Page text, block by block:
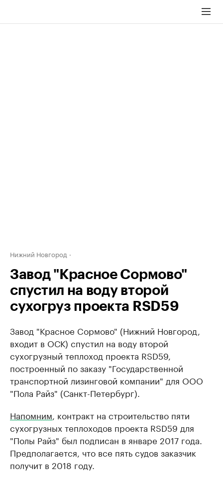
Нижний Новгород
Завод "Красное Cормово"
спустил на воду второй
сухогруз проекта RSD59
Завод "Красное Cормово" (Нижний Новгород,
входит в ОСК) спустил на воду второй
сухогрузный теплоход проекта RSD59,
построенный по заказу "Государственной
транспортной лизинговой компании" для ООО
"Пола Райз" (Санкт-Петербург).
Напомним , контракт на строительство пяти
сухогрузных теплоходов проекта RSD59 для
"Полы Райз" был подписан в январе 2017 года.
Предполагается, что все пять судов заказчик
получит в 2018 году.